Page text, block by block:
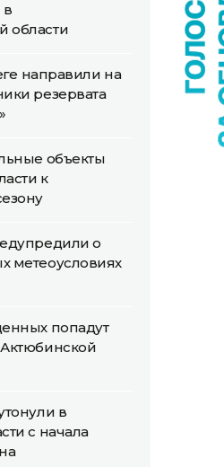
в
области
направили на
резервата
объекты
к
о
метеоусловиях
попадут
в
с начала